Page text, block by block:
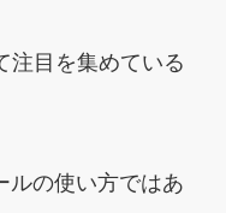
注目を集めている
ルの使い方ではあ